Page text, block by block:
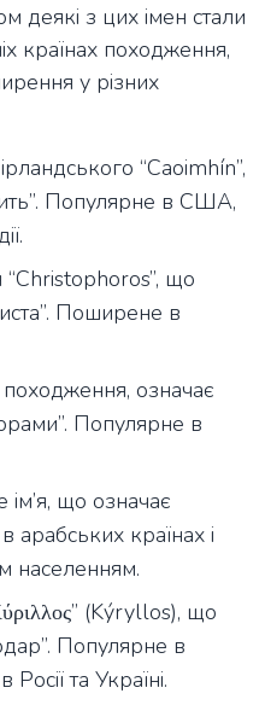
деякі з цих імен стали
країнах походження,
у різних
“Caoimhín”,
Популярне в США,
“Christophoros”, що
Поширене в
означає
Популярне в
ім’я, що означає
країнах і
населенням.
(Kýryllos), що
Популярне в
та Україні.